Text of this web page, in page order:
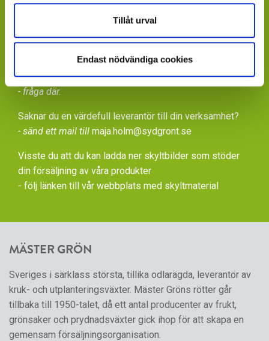
Tillåt urval
Endast nödvändiga cookies
Saknar du kontaktperson - sänd ett mail till
info@mastergron.se
Får du ditt varuflöde via lokala blomstergrossister som
tillhandahåller våra växter under säsong
- fråga där.
Saknar du en värdefull leverantör till din verksamhet?
- sänd ett mail till maja.holm@sydgront.se
Visste du att du kan ladda ner skyltbilder som stöder
din försäljning av våra produkter
- följ länken till vår webbplats med skyltmaterial
MÄSTER GRÖN
Sveriges i särklass största, tillika odlarägda, leverantör av
kruk- och utplanteringsväxter. Mäster Gröns rötter går
tillbaka till 1950-talet, då ett antal producenter av frukt,
grönsaker och prydnadsväxter gick ihop för att skapa en
gemensam försäljningsorganisation.